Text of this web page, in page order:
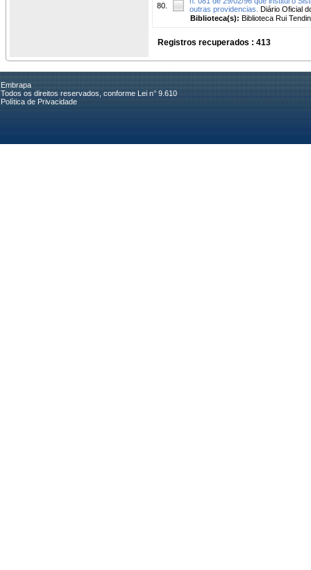
80.
outras providencias. Diário Oficial
Biblioteca(s): Biblioteca Rui
Registros recuperados : 413
Embrapa
Todos os direitos reservados, conforme Lei n° 9.610
Política de Privacidade